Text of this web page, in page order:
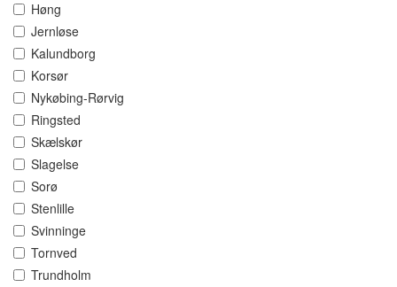
Høng
Jernløse
Kalundborg
Korsør
Nykøbing-Rørvig
Ringsted
Skælskør
Slagelse
Sorø
Stenlille
Svinninge
Tornved
Trundholm